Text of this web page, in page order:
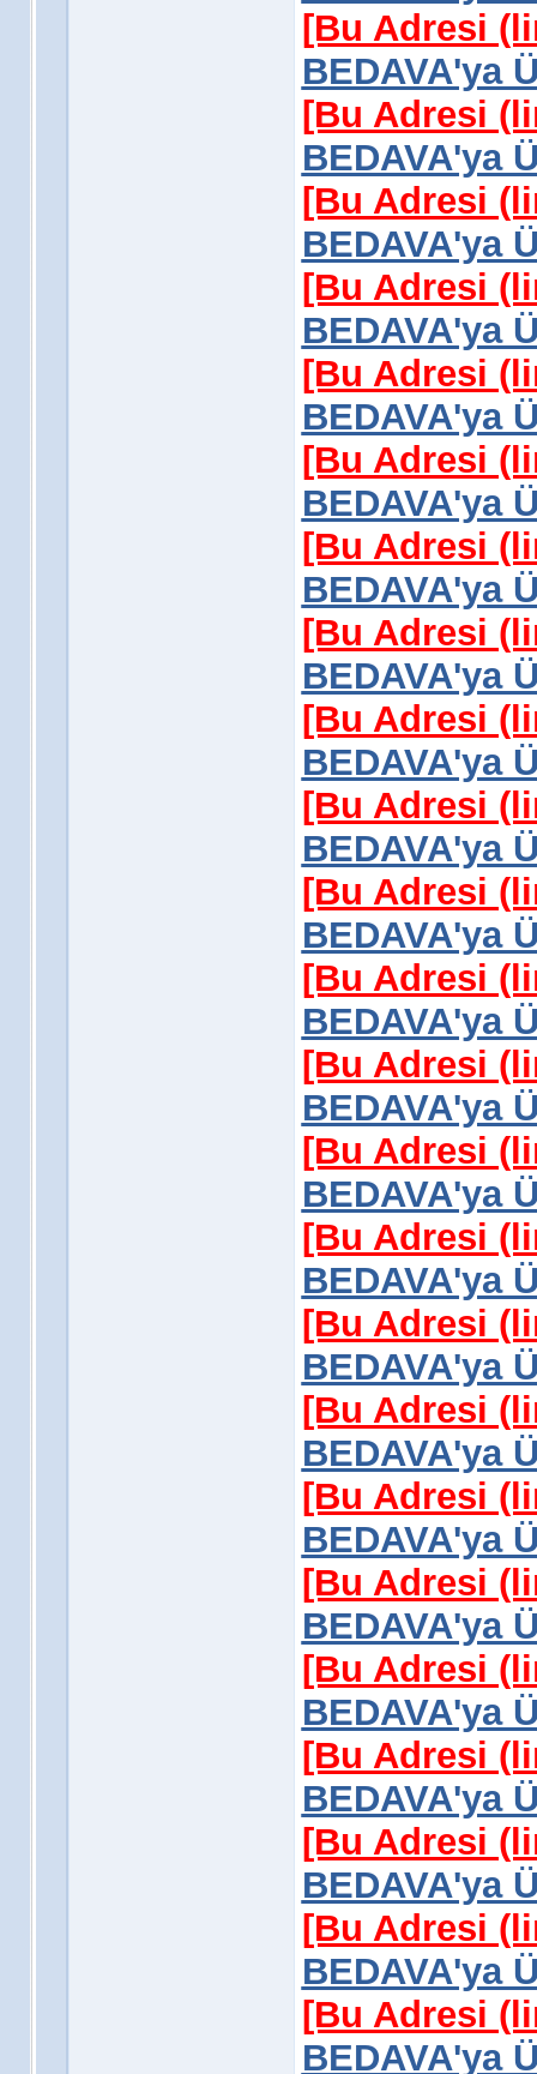
[Bu Adresi
BEDAVA'ya
[Bu Adresi
BEDAVA'ya
[Bu Adresi
BEDAVA'ya
[Bu Adresi
BEDAVA'ya
[Bu Adresi
BEDAVA'ya
[Bu Adresi
BEDAVA'ya
[Bu Adresi
BEDAVA'ya
[Bu Adresi
BEDAVA'ya
[Bu Adresi
BEDAVA'ya
[Bu Adresi
BEDAVA'ya
[Bu Adresi
BEDAVA'ya
[Bu Adresi
BEDAVA'ya
[Bu Adresi
BEDAVA'ya
[Bu Adresi
BEDAVA'ya
[Bu Adresi
BEDAVA'ya
[Bu Adresi
BEDAVA'ya
[Bu Adresi
BEDAVA'ya
[Bu Adresi
BEDAVA'ya
[Bu Adresi
BEDAVA'ya
[Bu Adresi
BEDAVA'ya
[Bu Adresi
BEDAVA'ya
[Bu Adresi
BEDAVA'ya
[Bu Adresi
BEDAVA'ya
[Bu Adresi
BEDAVA'ya